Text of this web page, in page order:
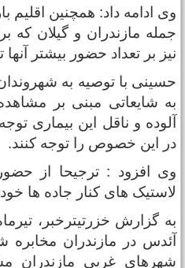
ادامه داد:‌ همچنین اقلیم
مازندران و گیلان که
بر تعداد حضور بیشتر آنها
با توصیه به شهروندان
شایعاتی مبنی بر
و ناقل این بیماری توجه
این خصوص را توجه کنند.
افزود :‌ ترجیحا از حضور
های کنار جاده ها
گزارش خزرتیترخبر،
در مازندران مخابره
غربی مازندران